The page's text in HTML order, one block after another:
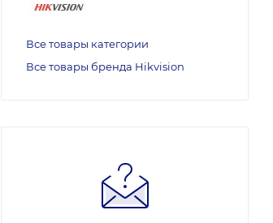
Все товары категории
Все товары бренда Hikvision